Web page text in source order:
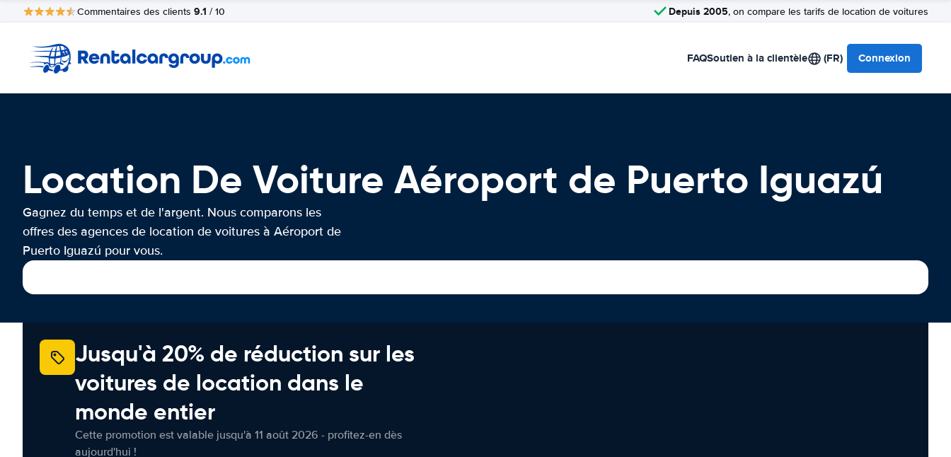
Commentaires des clients 9.1 / 10 Depuis 2005, on compare les tarifs de location de voitures
FAQSoutien à la clientèle (FR) Connexion
Location De Voiture Aéroport de Puerto Iguazú
Gagnez du temps et de l'argent. Nous comparons les
offres des agences de location de voitures à Aéroport de
Puerto Iguazú pour vous.
Jusqu'à 20% de réduction sur les
voitures de location dans le
monde entier
Cette promotion est valable jusqu'à 11 août 2026 - profitez-en dès
aujourd'hui !